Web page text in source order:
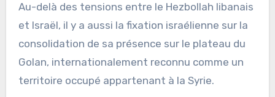
Au-delà des tensions entre le Hezbollah libanais
et Israël, il y a aussi la fixation israélienne sur la
consolidation de sa présence sur le plateau du
Golan, internationalement reconnu comme un
territoire occupé appartenant à la Syrie.